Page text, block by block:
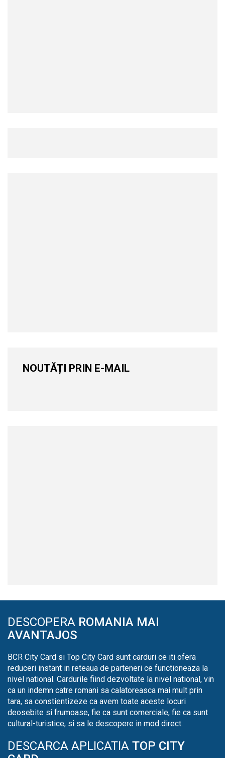
NOUTĂȚI PRIN E-MAIL
DESCOPERA ROMANIA MAI
AVANTAJOS
BCR City Card si Top City Card sunt carduri ce iti ofera
reduceri instant in reteaua de parteneri ce functioneaza la
nivel national. Cardurile fiind dezvoltate la nivel national, vin
ca un indemn catre romani sa calatoreasca mai mult prin
tara, sa constientizeze ca avem toate aceste locuri
deosebite si frumoase, fie ca sunt comerciale, fie ca sunt
cultural-turistice, si sa le descopere in mod direct.
DESCARCA APLICATIA TOP CITY